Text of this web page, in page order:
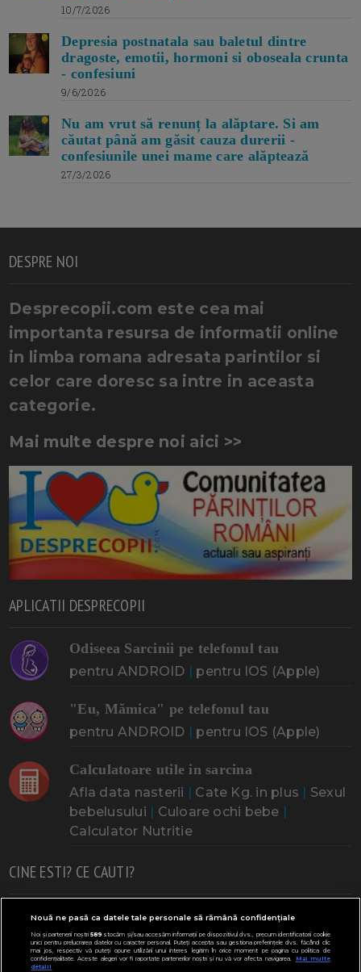
10/7/2026
Depresia postnatala sau baletul dintre
dragoste, emotii, hormoni si oboseala crunta
- confesiuni
9/6/2026
Nu am vrut să renunț la alăptare. Si am
căutat până am găsit cauza durerii -
confesiunile unei mame care alăptează
27/3/2026
DESPRE NOI
Desprecopii.com este cea mai
importanta resursa de informatii online
in limba romana adresata parintilor si
celor care doresc sa intre in aceasta
categorie.
Mai multe despre noi aici >>
APLICATII DESPRECOPII
Odiseea Sarcinii pe telefonul tau
pentru ANDROID pentru IOS (Apple)
"Eu, Mămica" pe telefonul tau
pentru ANDROID pentru IOS (Apple)
Calculatoare utile in sarcina
Afla data nasterii Cate Kg. in plus
Sexul
bebelusului
Culoare ochi bebe
Calculator Nutritie
CINE ESTI? CE CAUTI?
Doresc un copil Adoptia Probleme cu sarcina
Urmeaza sa nasc Probleme alaptare Bebe plange
Bebe febra Cresa, Gradinta
Nouă ne pasă ca datele tale personale să rămână confidențiale
Noi și partenerii noștri589stocăm și/sau accesăm informații pe dispozitivul dvs., precum identificatorii cookie
unici pentru prelucrarea datelor cu caracter personal. Puteți accepta sau gestiona preferințele dvs. făcând clic
mai jos, respectiv vă puteți opune utilizării unui interes legitim în orice moment pe pagina cu politica de
confidențialitate. Aceste alegeri vor fi raportate partenerilor noștri și nu vă vor afecta navigarea.
Mai multe
detalii